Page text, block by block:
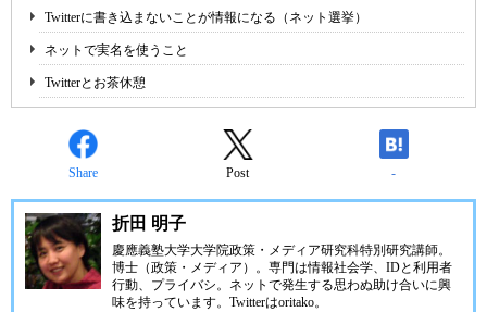
Twitterに書き込まないことが情報になる（ネット選挙）
ネットで実名を使うこと
Twitterとお茶休憩
Share Post -
折田 明子
慶應義塾大学大学院政策・メディア研究科特別研究講師。
博士（政策・メディア）。専門は情報社会学、IDと利用者
行動、プライバシ。ネットで発生する思わぬ助け合いに興
味を持っています。Twitterはoritako。